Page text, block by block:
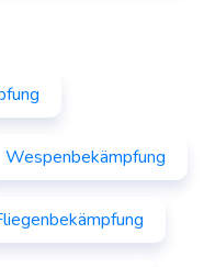
Wespenbekämpfung